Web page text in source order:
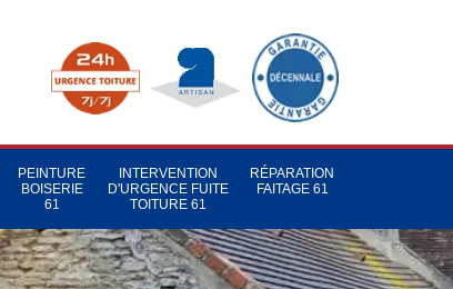
PEINTURE
BOISERIE
61
INTERVENTION
D'URGENCE FUITE
TOITURE 61
RÉPARATION
FAITAGE 61